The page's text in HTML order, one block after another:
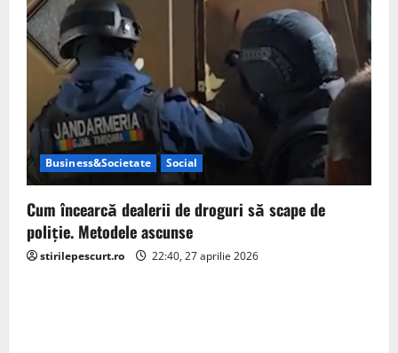
Business&Societate Social
Cum încearcă dealerii de droguri să scape de
poliție. Metodele ascunse
stirilepescurt.ro 22:40, 27 aprilie 2026